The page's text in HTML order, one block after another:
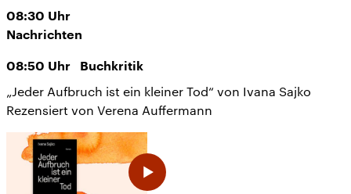
08:30 Uhr
Nachrichten
08:50 Uhr Buchkritik
„Jeder Aufbruch ist ein kleiner Tod“ von Ivana Sajko
Rezensiert von Verena Auffermann